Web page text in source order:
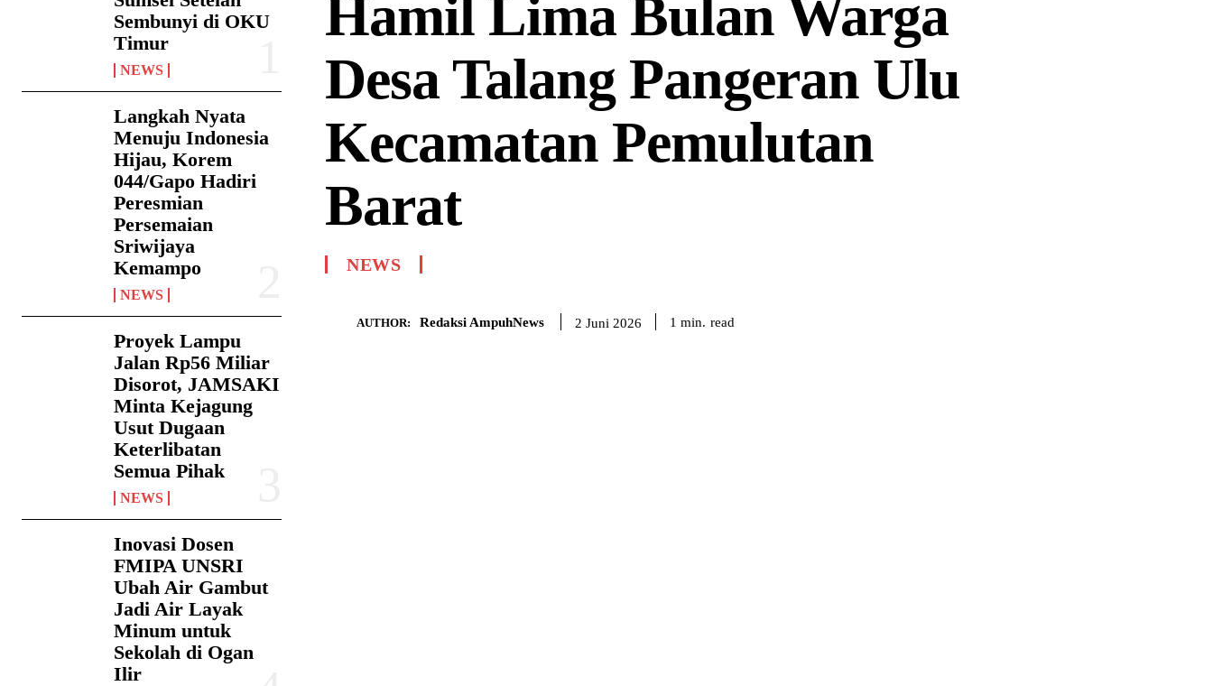
Sembunyi di OKU
Timur
NEWS
Langkah Nyata
Menuju Indonesia
Hijau, Korem
044/Gapo Hadiri
Peresmian
Persemaian
Sriwijaya
Kemampo
NEWS
Proyek Lampu
Jalan Rp56 Miliar
Disorot, JAMSAKI
Minta Kejagung
Usut Dugaan
Keterlibatan
Semua Pihak
NEWS
Inovasi Dosen
FMIPA UNSRI
Ubah Air Gambut
Jadi Air Layak
Minum untuk
Sekolah di Ogan
Ilir
Hamil Lima Bulan Warga
Desa Talang Pangeran Ulu
Kecamatan Pemulutan
Barat
NEWS
AUTHOR: Redaksi AmpuhNews 2 Juni 2026 1 min. read